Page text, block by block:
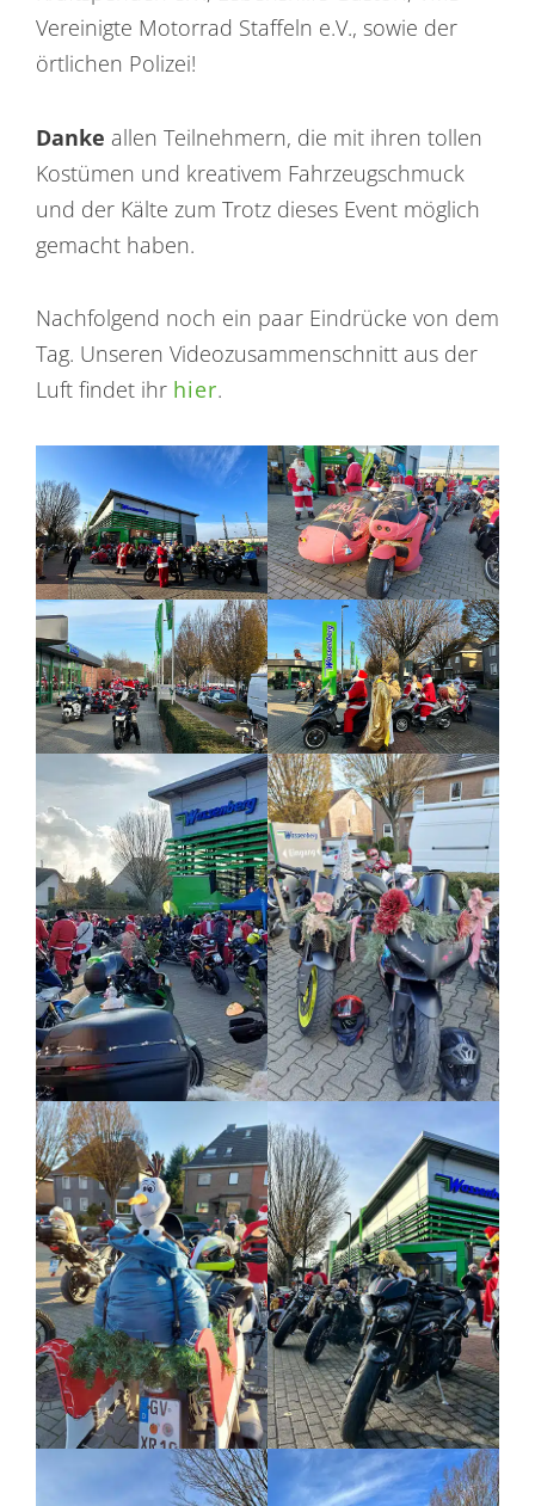
Vereinigte Motorrad Staffeln e.V., sowie der
örtlichen Polizei!
Danke allen Teilnehmern, die mit ihren tollen
Kostümen und kreativem Fahrzeugschmuck
und der Kälte zum Trotz dieses Event möglich
gemacht haben.
Nachfolgend noch ein paar Eindrücke von dem
Tag. Unseren Videozusammenschnitt aus der
Luft findet ihr hier.